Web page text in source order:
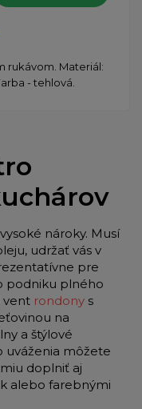
rukávom. Materiál:
- tehlová.
nároky. Musí
udržať vás v
pre
podniku plného
vent rondony s
na
a štýlové
uváženia môžete
doplniť aj
alebo farebnými